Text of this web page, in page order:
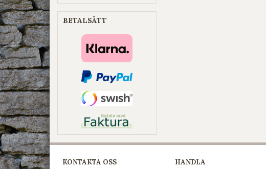
BETALSÄTT
KONTAKTA OSS HANDLA